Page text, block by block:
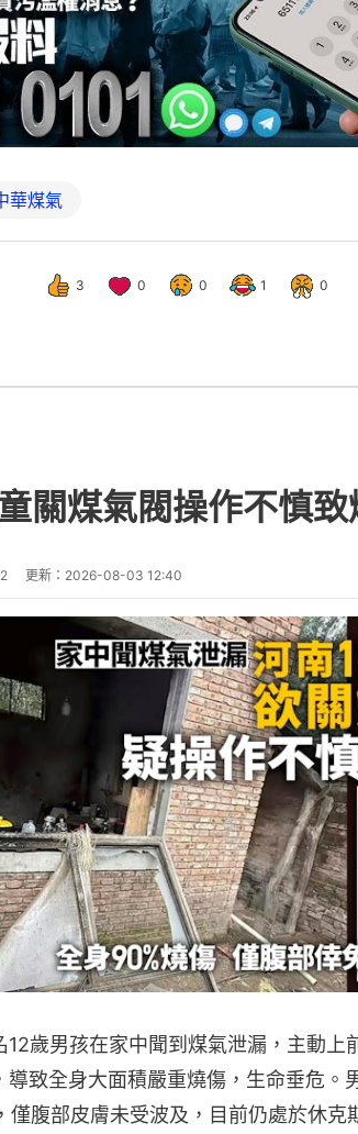
華煤氣
3 0 0 1 0
關煤氣閥操作不慎
更新： 2026-08-03 12:40
歲男孩在家中聞到煤氣泄漏，主動上
導致全身大面積嚴重燒傷，生命垂危。
僅腹部皮膚未受波及，目前仍處於休克